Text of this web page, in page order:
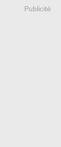
Publicité